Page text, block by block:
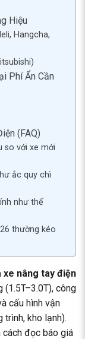
Hiệu
Hangcha,
Phí Ẩn Cần
(FAQ)
so với xe mới
ắc quy chì
như thế
thường kéo
xe nâng tay điện
công
cấu hình vận
trình, kho lạnh).
cách đọc báo giá